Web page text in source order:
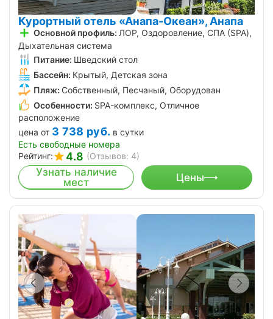
Курортный отель «Анапа-Океан», Анапа
Основной профиль: ЛОР, Оздоровление, СПА (SPA),
Дыхательная система
Питание: Шведский стол
Бассейн: Крытый, Детская зона
Пляж: Собственный, Песчаный, Оборудован
Особенности: SPA-комплекс, Отличное
расположение
цена от 3 738 руб. в сутки
Есть свободные номера
Рейтинг:
4.8 (Отзывов: 4)
Узнать наличие
мест
Цены